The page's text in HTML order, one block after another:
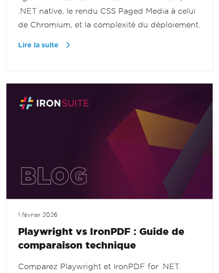
.NET native, le rendu CSS Paged Media à celui
de Chromium, et la complexité du déploiement.
Lire la suite
1 février 2026
Playwright vs IronPDF : Guide de
comparaison technique
Comparez Playwright et IronPDF for .NET.